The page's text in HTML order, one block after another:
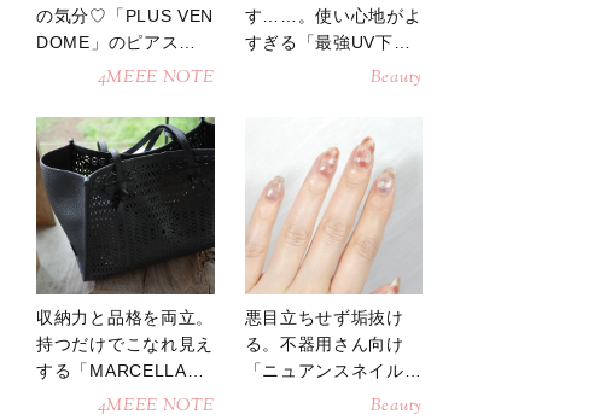
の気分♡「PLUS VEN
DOME」のピアスが
4MEEE NOTE
す……。使い心地がよ
すぎる「最強UV下
Beauty
収納力と品格を両立。
持つだけでこなれ見え
する「MARCELLAト
ートバッグ」4MEEE NOTE
悪目立ちせず垢抜け
る。不器用さん向け
「ニュアンスネイル」
Beauty